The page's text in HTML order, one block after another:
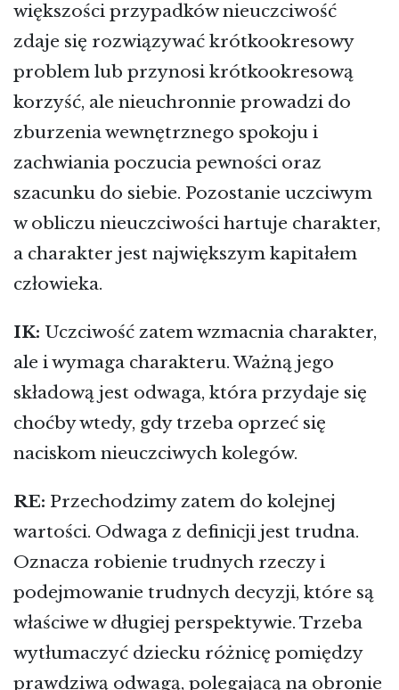
większości przypadków nieuczciwość
zdaje się rozwiązywać krótkookresowy
problem lub przynosi krótkookresową
korzyść, ale nieuchronnie prowadzi do
zburzenia wewnętrznego spokoju i
zachwiania poczucia pewności oraz
szacunku do siebie. Pozostanie uczciwym
w obliczu nieuczciwości hartuje charakter,
a charakter jest największym kapitałem
człowieka.
IK: Uczciwość zatem wzmacnia charakter,
ale i wymaga charakteru. Ważną jego
składową jest odwaga, która przydaje się
choćby wtedy, gdy trzeba oprzeć się
naciskom nieuczciwych kolegów.
RE: Przechodzimy zatem do kolejnej
wartości. Odwaga z definicji jest trudna.
Oznacza robienie trudnych rzeczy i
podejmowanie trudnych decyzji, które są
właściwe w długiej perspektywie. Trzeba
wytłumaczyć dziecku różnicę pomiędzy
prawdziwą odwagą, polegającą na obronie